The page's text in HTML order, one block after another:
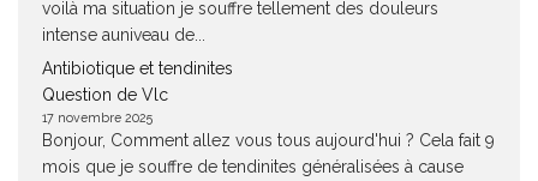
voilà ma situation je souffre tellement des douleurs
intense auniveau de...
Antibiotique et tendinites
Question de Vlc
17 novembre 2025
Bonjour, Comment allez vous tous aujourd'hui ? Cela fait 9
mois que je souffre de tendinites généralisées à cause